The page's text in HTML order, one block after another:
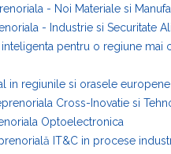
- Noi Materiale si
- Industrie si Securitate
pentru o regiune mai
in regiunile si orasele europene
Cross-Inovatie si
Optoelectronica
IT&C in procese